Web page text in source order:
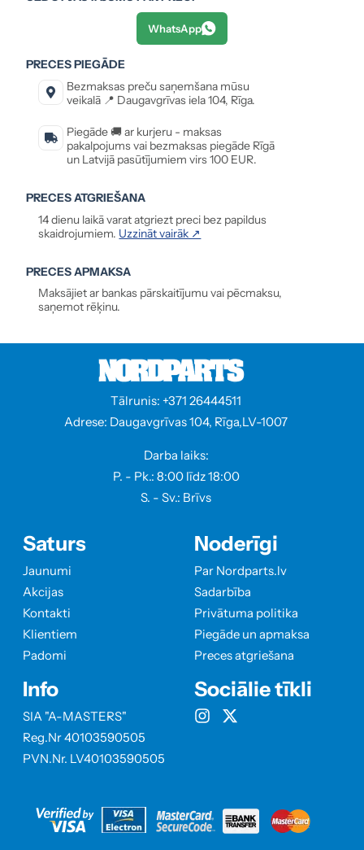
WhatsApp
PRECES PIEGĀDE
Bezmaksas preču saņemšana mūsu
veikalā 📍 Daugavgrīvas iela 104, Rīga.
Piegāde 🚚 ar kurjeru - maksas
pakalpojums vai bezmaksas piegāde Rīgā
un Latvijā pasūtījumiem virs 100 EUR.
PRECES ATGRIEŠANA
14 dienu laikā varat atgriezt preci bez papildus
skaidrojumiem. Uzzināt vairāk ↗
PRECES APMAKSA
Maksājiet ar bankas pārskaitījumu vai pēcmaksu,
saņemot rēķinu.
Tālrunis: +371 26444511
Adrese: Daugavgrīvas 104, Rīga,LV-1007
Darba laiks:
P. - Pk.: 8:00 līdz 18:00
S. - Sv.: Brīvs
Saturs
Jaunumi
Akcijas
Kontakti
Klientiem
Padomi
Info
SIA "A-MASTERS"
Reg.Nr 40103590505
PVN.Nr. LV40103590505
Noderīgi
Par Nordparts.lv
Sadarbība
Privātuma politika
Piegāde un apmaksa
Preces atgriešana
Sociālie tīkli